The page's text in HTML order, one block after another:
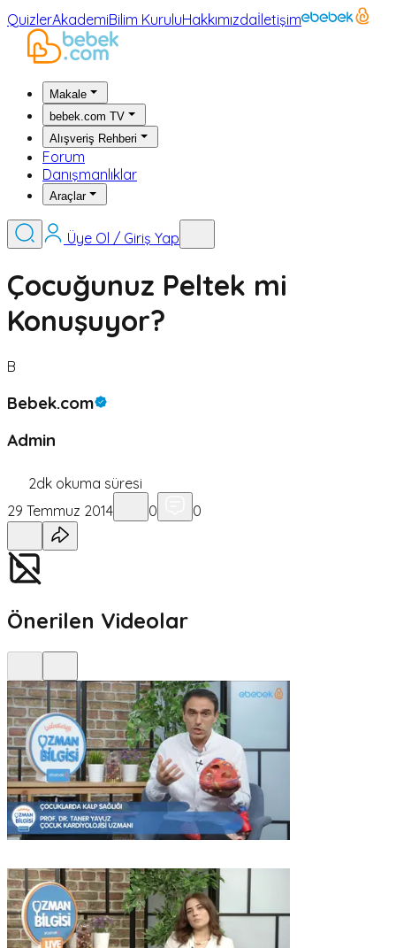
QuizlerAkademiBilim KuruluHakkımızdaİletişim
Makale
bebek.com TV
Alışveriş Rehberi
Forum
Danışmanlıklar
Araçlar
Üye Ol / Giriş Yap
Çocuğunuz Peltek mi
Konuşuyor?
B
Bebek.com
Admin
2dk okuma süresi
29 Temmuz 2014
0 0
Önerilen Videolar